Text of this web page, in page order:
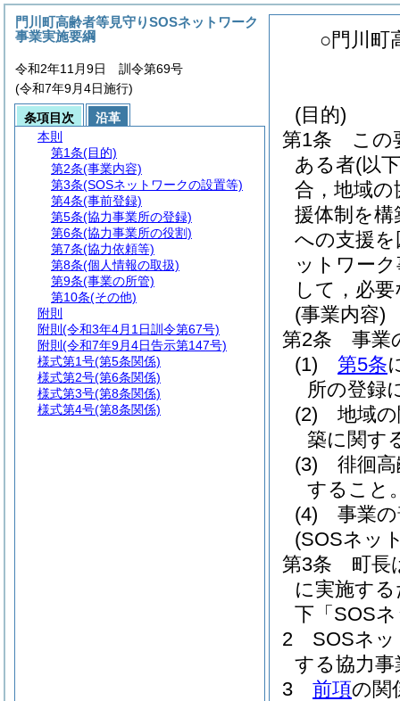
○門川町
(目的)
第1条
この
ある者(以
合，地域
援体制を
への支援
ットワー
して，必
(事業内容)
第2条
事業
(1)
第5条
所の登録
(2)
地域
築に関す
(3)
徘徊
すること
(4)
事業
(SOSネッ
第3条
町長
に実施す
下「SOS
2
SOSネ
する協力
3
前項の関
門川町高齢者等見守りSOSネットワーク
事業実施要綱
令和2年11月9日 訓令第69号
(令和7年9月4日施行)
条項目次
沿革
本則
第1条(目的)
第2条(事業内容)
第3条(SOSネットワークの設置等)
第4条(事前登録)
第5条(協力事業所の登録)
第6条(協力事業所の役割)
第7条(協力依頼等)
第8条(個人情報の取扱)
第9条(事業の所管)
第10条(その他)
附則
附則 (令和3年4月1日訓令第67号)
附則 (令和7年9月4日告示第147号)
様式第1号(第5条関係)
様式第2号(第6条関係)
様式第3号(第8条関係)
様式第4号(第8条関係)